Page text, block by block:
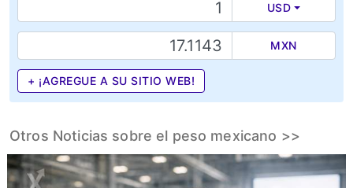
USD
MXN
+ ¡AGREGUE A SU SITIO WEB!
Otros Noticias sobre el peso mexicano >>